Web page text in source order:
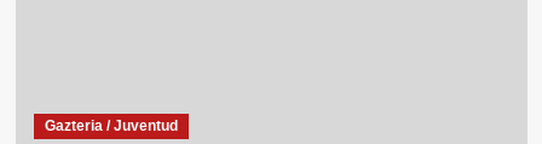
Gazteria / Juventud